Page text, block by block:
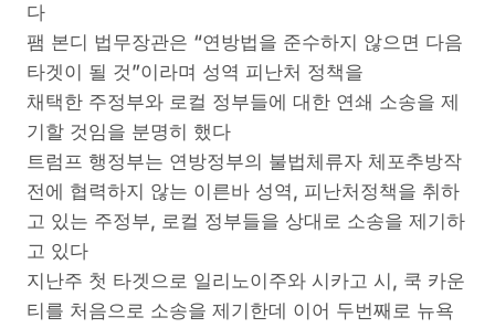
다
팸 본디 법무장관은 “연방법을 준수하지 않으면 다음
타겟이 될 것”이라며 성역 피난처 정책을
채택한 주정부와 로컬 정부들에 대한 연쇄 소송을 제
기할 것임을 분명히 했다
트럼프 행정부는 연방정부의 불법체류자 체포추방작
전에 협력하지 않는 이른바 성역, 피난처정책을 취하
고 있는 주정부, 로컬 정부들을 상대로 소송을 제기하
고 있다
지난주 첫 타겟으로 일리노이주와 시카고 시, 쿡 카운
티를 처음으로 소송을 제기한데 이어 두번째로 뉴욕